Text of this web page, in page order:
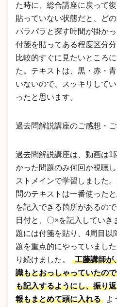
た時に、総合講座に戻って
貼っていない状態だと、ど
パラパラと探す時間が掛か
付箋を貼ってある程度区分
比較的すぐに見たいところ
た。テキストは、黒・赤・
いないので、スッキリして
ったと思います。
過去問解説講座のご感想・
過去問解説講座は、動画は1
かった問題のみ何回か視聴
ストメインで学習しました
問のテキストは一番使った
を記入できる箇所があるの
日付と、〇×を記入していき
題には付箋を貼り、4周目以
題を重点的にやっていまし
り続けました。
工藤講師が
識もとおっしゃっていたの
も記入するようにし、振り
報もまとめて頭に入れる
よ